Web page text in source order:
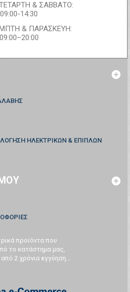
& ΣΑΒΒΑΤΟ:
09:00-14:30
& ΠΑΡΑΣΚΕΥΗ:
09:00–20:00
ΗΛΕΚΤΡΙΚΩΝ & ΕΠΙΠΛΩΝ
προϊόντα που
το κατάστημα μας,
2 χρόνια εγγύηση...